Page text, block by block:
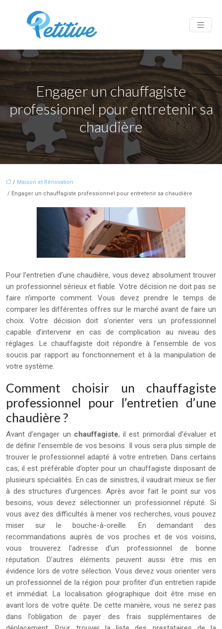
Engager un chauffagiste
professionnel pour entretenir sa
chaudière
/ Maison et Rénovation
/ Engager un chauffagiste professionnel pour entretenir sa chaudière
Pour l’entretien d’une chaudière, vous devez absolument trouver
un professionnel sérieux et fiable. Votre décision ne doit pas se
faire n’importe comment. Vous devez prendre le temps de
comparer les différentes offres sur le marché avant de faire un
choix. Votre décision doit s’orienter vers un professionnel
capable d’intervenir en cas de complication au niveau des
réglages. Le chauffagiste doit répondre à l’ensemble de vos
soucis par rapport au fonctionnement et à la manipulation de
votre système.
Comment choisir un chauffagiste
professionnel pour l’entretien d’une
chaudière ?
Avant d’engager un chauffagiste, il est primordial d’évaluer et
de définir l’ensemble de vos besoins. Il vous sera plus simple de
trouver le professionnel adapté à votre entretien. Dans certains
cas, il est préférable d’opter pour un chauffagiste disposant de
plusieurs spécialités. En cas de sinistres, il vaudrait mieux se fier
à des structures d’urgences. Après avoir fait le point sur vos
besoins, vous devez sélectionner un professionnel réputé. Si
vous avez des difficultés à mener vos recherches, vous pouvez
miser sur le bouche-à-oreille. En demandant des
recommandations auprès de vos proches et de vos voisins,
vous trouverez l’adresse d’un professionnel de bonne
réputation. D’autres éléments peuvent aussi être mis en
évidence lors de votre sélection. Vous devez vous orienter vers
un professionnel de la région pour profiter d’un entretien rapide
et immédiat. La localisation géographique doit être mise en
avant lors de votre quête. De cette manière, vous ne serez pas
dans l’obligation de payer des frais supplémentaires de